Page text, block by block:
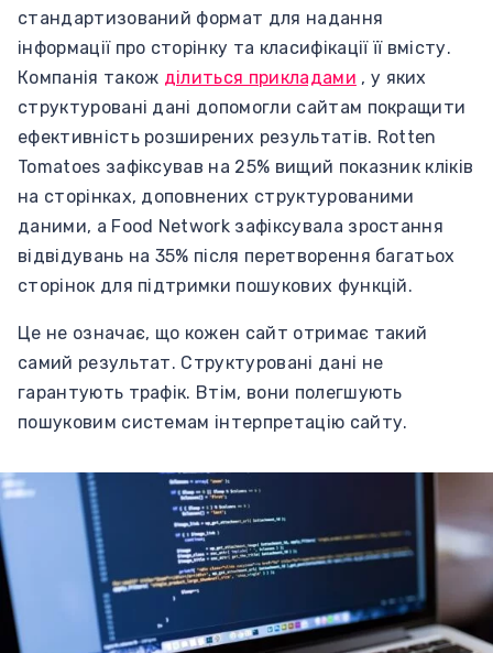
стандартизований формат для надання
інформації про сторінку та класифікації її вмісту.
Компанія також ділиться прикладами , у яких
структуровані дані допомогли сайтам покращити
ефективність розширених результатів. Rotten
Tomatoes зафіксував на 25% вищий показник кліків
на сторінках, доповнених структурованими
даними, а Food Network зафіксувала зростання
відвідувань на 35% після перетворення багатьох
сторінок для підтримки пошукових функцій.
Це не означає, що кожен сайт отримає такий
самий результат. Структуровані дані не
гарантують трафік. Втім, вони полегшують
пошуковим системам інтерпретацію сайту.